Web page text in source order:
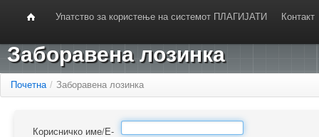
Упатство за користење на системот ПЛАГИЈАТИ Контакт
Заборавена лозинка
Почетна / Заборавена лозинка
Корисничко име/Е-